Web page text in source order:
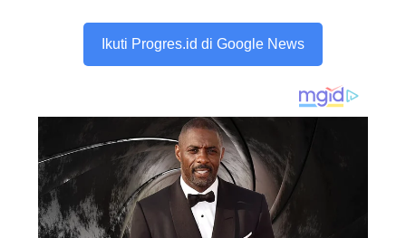
Ikuti Progres.id di Google News